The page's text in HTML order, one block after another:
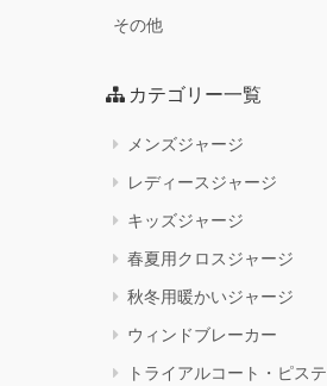
その他
カテゴリー一覧
メンズジャージ
レディースジャージ
キッズジャージ
春夏用クロスジャージ
秋冬用暖かいジャージ
ウィンドブレーカー
トライアルコート・ピステ